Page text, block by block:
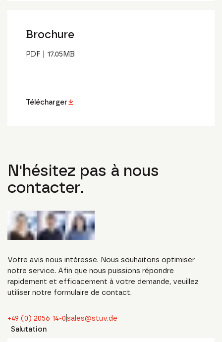
Brochure
PDF 17.05MB
Télécharger
N'hésitez pas à nous
contacter.
Votre avis nous intéresse. Nous souhaitons optimiser
notre service. Afin que nous puissions répondre
rapidement et efficacement à votre demande, veuillez
utiliser notre formulaire de contact.
+49 (0) 2056 14-0sales@stuv.de
Salutation